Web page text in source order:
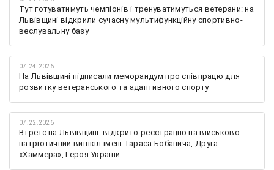
Тут готуватимуть чемпіонів і тренуватимуться ветерани: на
Львівщині відкрили сучасну мультифункційну спортивно-
веслувальну базу
07.24.2026
На Львівщині підписали меморандум про співпрацю для
розвитку ветеранського та адаптивного спорту
07.22.2026
Втретє на Львівщині: відкрито реєстрацію на військово-
патріотичний вишкіл імені Тараса Бобанича, Друга
«Хаммера», Героя України